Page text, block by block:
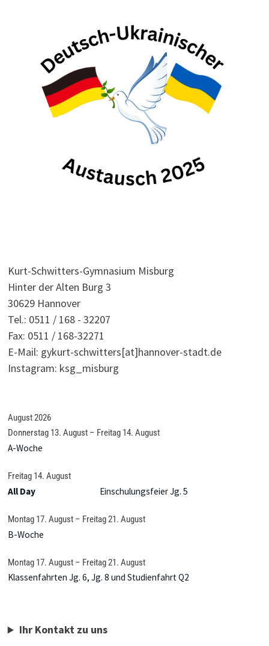
Kurt-Schwitters-Gymnasium Misburg
Hinter der Alten Burg 3
30629 Hannover
Tel.: 0511 / 168 - 32207
Fax: 0511 / 168-32271
E-Mail: gykurt-schwitters[at]hannover-stadt.de
Instagram: ksg_misburg
August 2026
Donnerstag 13. August– Freitag 14. August
A-Woche
Freitag 14. August
All Day Einschulungsfeier Jg. 5
Montag 17. August– Freitag21. August
B-Woche
Montag 17. August– Freitag21. August
Klassenfahrten Jg. 6, Jg. 8 und Studienfahrt Q2
Ihr Kontakt zu uns